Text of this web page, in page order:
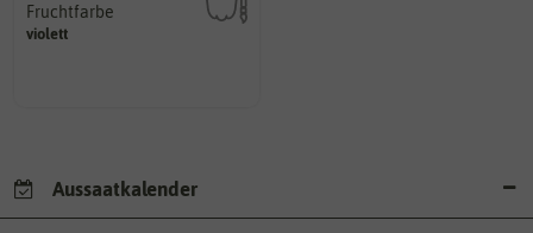
Fruchtfarbe
violett
sie nach dem Reifungsprozess
hat.
Aussaatkalender